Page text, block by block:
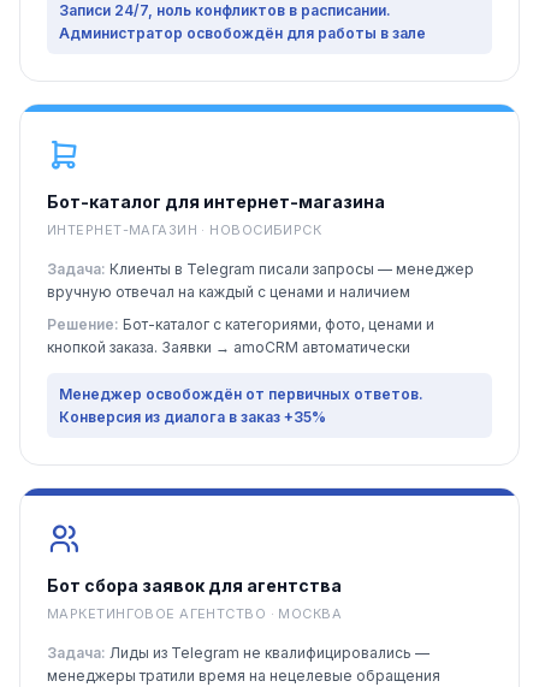
Записи 24/7, ноль конфликтов в расписании.
Администратор освобождён для работы в зале
Бот-каталог для интернет-магазина
ИНТЕРНЕТ-МАГАЗИН · НОВОСИБИРСК
Задача: Клиенты в Telegram писали запросы — менеджер
вручную отвечал на каждый с ценами и наличием
Решение: Бот-каталог с категориями, фото, ценами и
кнопкой заказа. Заявки → amoCRM автоматически
Менеджер освобождён от первичных ответов.
Конверсия из диалога в заказ +35%
Бот сбора заявок для агентства
МАРКЕТИНГОВОЕ АГЕНТСТВО · МОСКВА
Задача: Лиды из Telegram не квалифицировались —
менеджеры тратили время на нецелевые обращения